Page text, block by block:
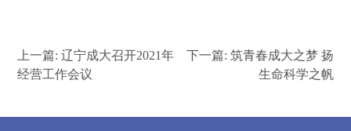
上一篇:辽宁成大召开2021年
经营工作会议
下一篇: 筑青春成大之梦 扬
生命科学之帆